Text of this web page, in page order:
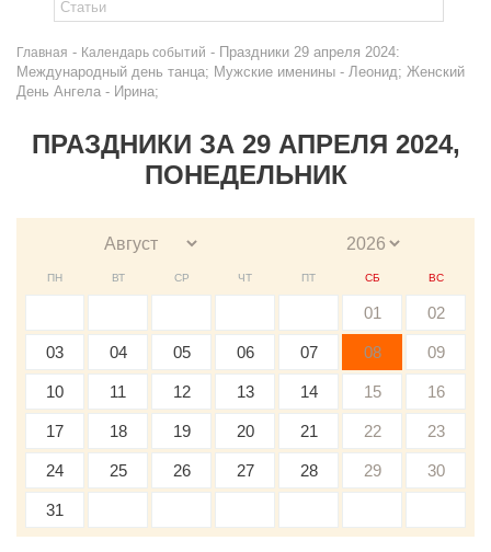
Главная - Календарь событий - Праздники 29 апреля 2024:
Международный день танца; Мужские именины - Леонид; Женский
День Ангела - Ирина;
ПРАЗДНИКИ ЗА 29 АПРЕЛЯ 2024,
ПОНЕДЕЛЬНИК
ПН ВТ СР ЧТ ПТ СБ ВС
01 02
03 04 05 06 07 08 09
10 11 12 13 14 15 16
17 18 19 20 21 22 23
24 25 26 27 28 29 30
31